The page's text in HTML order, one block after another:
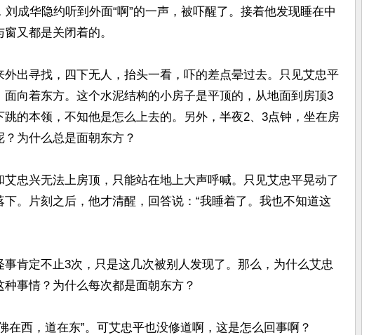
成华隐约听到外面“啊”的一声，被吓醒了。接着他发现睡在中
又都是关闭着的。
出寻找，四下无人，抬头一看，吓的差点晕过去。只见艾忠平
向着东方。这个水泥结构的小房子是平顶的，从地面到房顶3
的本领，不知他是怎么上去的。另外，半夜2、3点钟，坐在房
为什么总是面朝东方？
忠兴无法上房顶，只能站在地上大声呼喊。只见艾忠平晃动了
。片刻之后，他才清醒，回答说：“我睡着了。我也不知道这
肯定不止3次，只是这几次被别人发现了。那么，为什么艾忠
事情？为什么每次都是面朝东方？
在西，道在东”。可艾忠平也没修道啊，这是怎么回事啊？